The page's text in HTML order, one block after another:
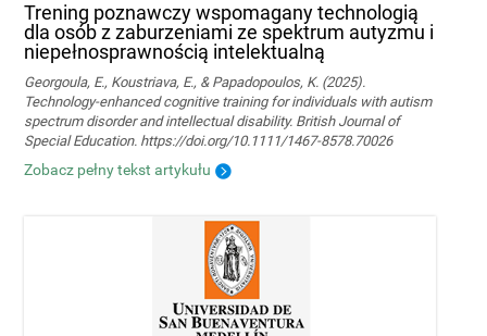
Trening poznawczy wspomagany technologią
dla osób z zaburzeniami ze spektrum autyzmu i
niepełnosprawnością intelektualną
Georgoula, E., Koustriava, E., & Papadopoulos, K. (2025).
Technology‐enhanced cognitive training for individuals with autism
spectrum disorder and intellectual disability. British Journal of
Special Education. https://doi.org/10.1111/1467-8578.70026
Zobacz pełny tekst artykułu